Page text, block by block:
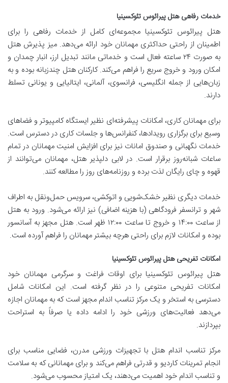
خدمات رفاهی هتل پیرائوس تئوکسینیا
هتل پیرائوس تئوکسینیا مجموعه‌ای کامل از خدمات رفاهی را برای
اطمینان از راحتی حداکثری مهمانان خود ارائه می‌دهد. میز پذیرش هتل
به صورت ۲۴ ساعته فعال است و خدماتی مانند تبدیل ارز، انبار چمدان و
امکان ورود و خروج سریع را فراهم می‌کند. کارکنان هتل چندزبانه بوده و به
زبان‌هایی از جمله انگلیسی، فرانسوی، آلمانی، ایتالیایی و یونانی تسلط
دارند.
برای مهمانان کاری، امکانات پیشرفته‌ای نظیر ایستگاه کامپیوتر و فضاهای
وسیع برای برگزاری رویدادها، کنفرانس‌ها و جلسات کاری در دسترس است.
خدمات نگهبانی و صندوق امانات نیز برای افزایش امنیت مهمانان در تمام
ساعات شبانه‌روز برقرار است. در لابی دلپذیر هتل، مهمانان می‌توانند از
قهوه و چای رایگان لذت برده و روزنامه‌های روز را مطالعه کنند.
خدمات دیگری نظیر خشک‌شویی و اتوکشی، سرویس حمل‌ونقل به اطراف
شهر و ترانسفر فرودگاهی (با هزینه اضافی) نیز ارائه می‌شود. ورود به هتل
از ساعت ۱۴:۰۰ و خروج تا ساعت ۱۲:۰۰ ظهر است. هتل مجهز به آسانسور
بوده و امکانات لازم برای راحتی هرچه بیشتر مهمانان را فراهم آورده است.
امکانات تفریحی هتل پیرائوس تئوکسینیا
هتل پیرائوس تئوکسینیا برای اوقات فراغت و سرگرمی مهمانان خود
امکانات تفریحی متنوعی را در نظر گرفته است. این امکانات شامل
دسترسی به استخر و یک مرکز تناسب اندام مجهز است که به مهمانان اجازه
می‌دهد فعالیت‌های ورزشی خود را ادامه داده یا صرفاً به استراحت
بپردازند.
مرکز تناسب اندام هتل با تجهیزات ورزشی مدرن، فضایی مناسب برای
انجام تمرینات کاردیو و قدرتی فراهم می‌کند و برای مهمانانی که به سلامت
و تناسب اندام خود اهمیت می‌دهند، یک امتیاز محسوب می‌شود.